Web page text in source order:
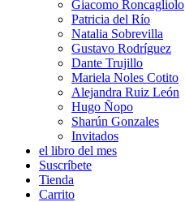
Giacomo Roncagliolo
Patricia del Río
Natalia Sobrevilla
Gustavo Rodríguez
Dante Trujillo
Mariela Noles Cotito
Alejandra Ruiz León
Hugo Ñopo
Sharún Gonzales
Invitados
el libro del mes
Suscríbete
Tienda
Carrito